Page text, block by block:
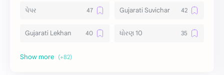
પેપર Gujarati Suvichar
Gujarati Lekhan ધોરણ 10
અર્થ વિસ્તાર